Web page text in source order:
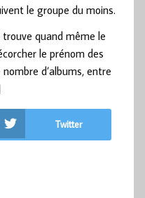
le groupe du moins.
quand même le
le prénom des
d’albums, entre
Twitter